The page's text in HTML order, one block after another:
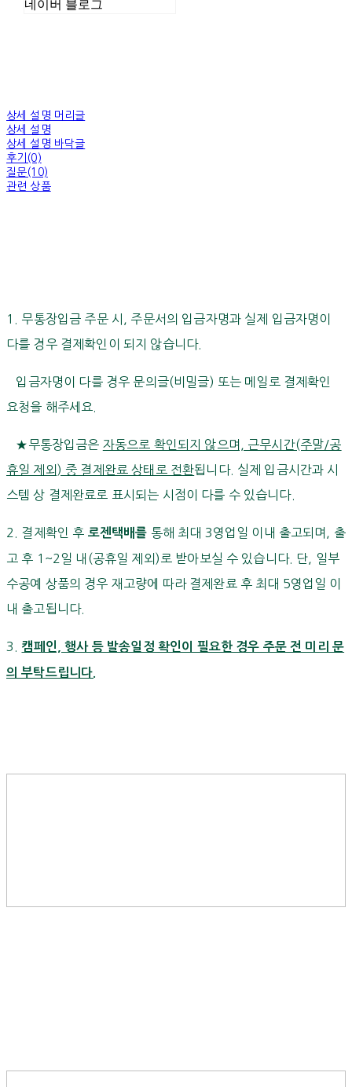
네이버 블로그
상세 설명 머리글
상세 설명
상세 설명 바닥글
후기(0)
질문(10)
관련 상품
1. 무통장입금 주문 시, 주문서의 입금자명과 실제 입금자명이
다를 경우 결제확인이 되지 않습니다.
입금자명이 다를 경우 문의글(비밀글) 또는 메일로 결제확인
요청을 해주세요.
★무통장입금은 자동으로 확인되지 않으며, 근무시간(주말/공
휴일 제외) 중 결제완료 상태로 전환됩니다. 실제 입금시간과 시
스템 상 결제완료로 표시되는 시점이 다를 수 있습니다.
2. 결제확인 후 로젠택배를 통해 최대 3영업일 이내 출고되며, 출
고 후 1~2일 내(공휴일 제외)로 받아보실 수 있습니다. 단, 일부
수공예 상품의 경우 재고량에 따라 결제완료 후 최대 5영업일 이
내 출고됩니다.
3. 캠페인, 행사 등 발송일정 확인이 필요한 경우 주문 전 미리 문
의 부탁드립니다.